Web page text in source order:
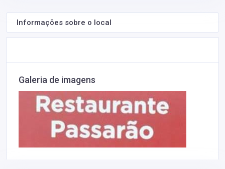
Informações sobre o local
Galeria de imagens